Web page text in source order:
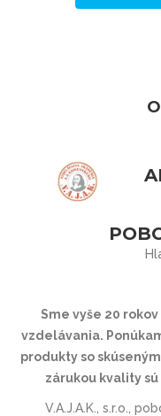
Sme vyše 20
vzdelávania.
produkty so
zárukou kvality
V.A.J.A.K., s.r.o.,